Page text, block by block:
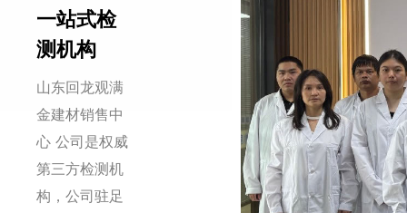
一站式检
测机构
山东回龙观满
金建材销售中
心 公司是权威
第三方检测机
构，公司驻足